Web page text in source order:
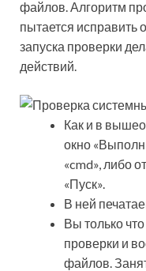
файлов. Алгоритм
пытается исправить
запуска проверки
действий.
Как и в
окно
«cmd», либо
«Пуск».
В ней
Вы только
проверки и
файлов.